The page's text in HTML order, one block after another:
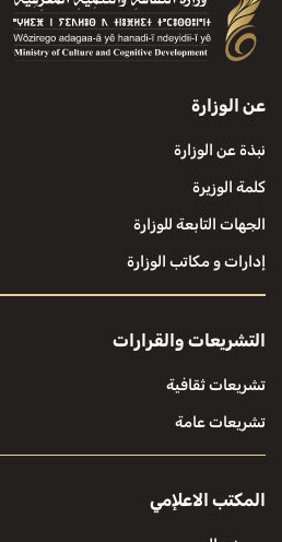
عن الوزارة
نبذة عن الوزارة
كلمة الوزيرة
الجهات التابعة للوزارة
إدارات و مكاتب الوزارة
التشريعات والقرارات
تشريعات ثقافية
تشريعات عامة
المكتب الاعلإمي